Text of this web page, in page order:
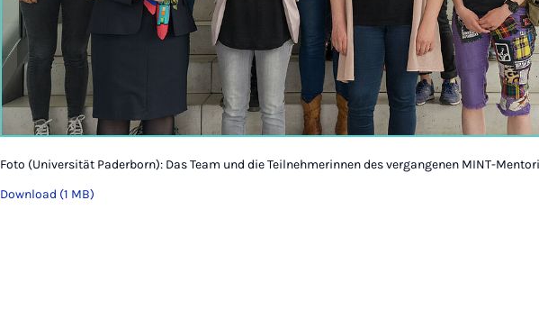
Foto (Universität Paderborn): Das Team und die Teilnehmerinnen des vergangenen MINT-
Download (1 MB)